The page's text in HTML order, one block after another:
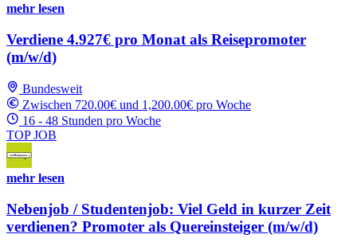
mehr lesen
Verdiene 4.927€ pro Monat als Reisepromoter
(m/w/d)
Bundesweit
Zwischen 720.00€ und 1,200.00€ pro Woche
16 - 48 Stunden pro Woche
TOP JOB
mehr lesen
Nebenjob / Studentenjob: Viel Geld in kurzer Zeit
verdienen? Promoter als Quereinsteiger (m/w/d)